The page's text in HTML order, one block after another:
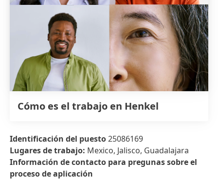
Cómo es el trabajo en Henkel
Identificación del puesto25086169
Lugares de trabajo: Mexico, Jalisco, Guadalajara
Información de contacto para pregunas sobre el
proceso de aplicación